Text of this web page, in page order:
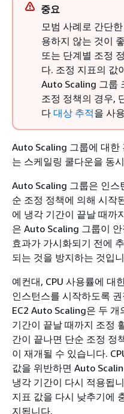
중요
모범 사례로 간단
용하지 않는 것이
또는 단계별 조정
다. 조정 지표의 값
Auto Scaling 그룹
조정 정책의 경우,
다 대상 추적을 사
Auto Scaling 그룹에 대한
는 스케일링 쿨다운을 동
Auto Scaling 그룹은 인스
순 조정 정책에 의해 시작
에 냉각 기간이 끝날 때까
은 Auto Scaling 그룹이
효과가 가시화되기 전에
되는 것을 방지하는 것입
예컨대, CPU 사용률에 대
인스턴스를 시작하도록
EC2 Auto Scaling은 두
기간이 끝날 때까지 조정
간이 끝나면 단순 조정 정
이 재개될 수 있습니다.
값을 위반하면 Auto
냉각 기간이 다시 적용됩
지표 값을 다시 낮추기에
지됩니다.